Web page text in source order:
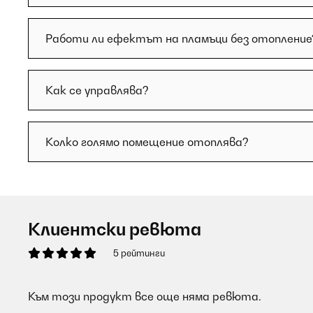
Работи ли ефектът на пламъци без
Как се управлява?
Колко голямо помещение отоплява?
Клиентски ревюта
5 рейтинги
Към този продукт все още няма ревюта.